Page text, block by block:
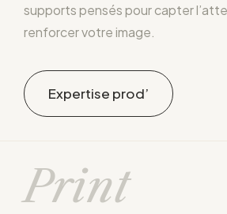
supports pensés pour capter
renforcer votre image.
Expertise prod’
Print